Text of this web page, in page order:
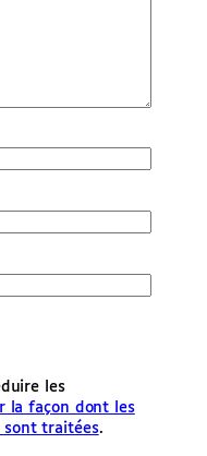
les
la façon dont les
sont traitées.